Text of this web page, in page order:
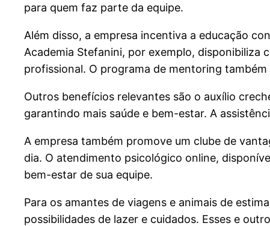
para quem faz parte da equipe.
Além disso, a empresa incentiva a educação
Academia Stefanini, por exemplo,
profissional. O programa de mentoring
Outros benefícios relevantes são o auxílio
garantindo mais saúde e bem-estar. A
A empresa também promove um clube de
dia. O atendimento psicológico online,
bem-estar de sua equipe.
Para os amantes de viagens e animais de
possibilidades de lazer e cuidados. Esses e